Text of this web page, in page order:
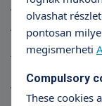
Ágyéki
Az ágyéki
porckorongsérves
típusú sérvnél a
leggyakoribb.
végtagba sugárzó
olvashat
pontosan
megismerheti
Compulsory
These cookies